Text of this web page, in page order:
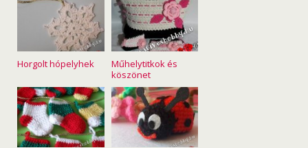
Horgolt hópelyhek
Műhelytitkok és
köszönet